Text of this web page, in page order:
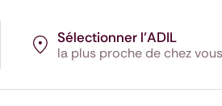
Sélectionner l’ADIL
la plus proche de chez vous